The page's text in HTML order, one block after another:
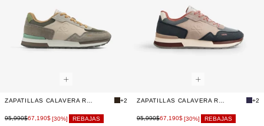
ZAPATILLAS CALAVERA RELIEVE +2
95,990$67,190$[30%] REBAJAS
ZAPATILLAS CALAVERA RELIEVE +2
95,990$67,190$[30%] REBAJAS